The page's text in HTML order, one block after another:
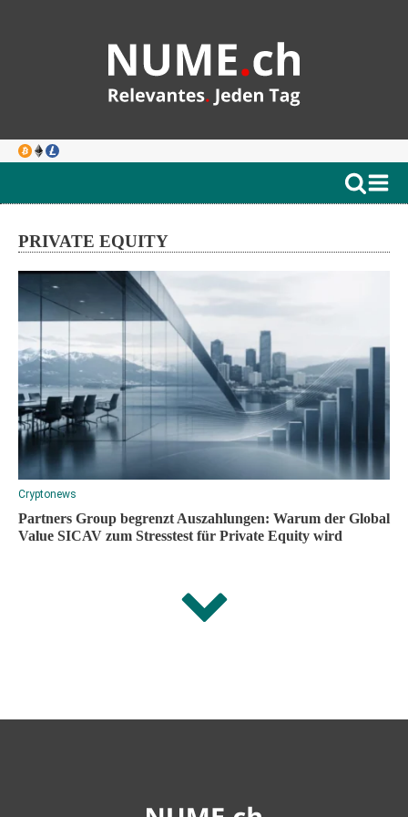
PRIVATE EQUITY
Cryptonews
Partners Group begrenzt Auszahlungen: Warum der Global
Value SICAV zum Stresstest für Private Equity wird